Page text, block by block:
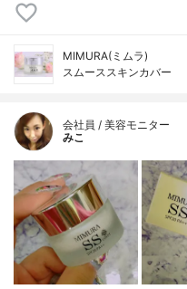
MIMURA(ミムラ)
スムーススキンカバー
会社員 / 美容モニター
みこ